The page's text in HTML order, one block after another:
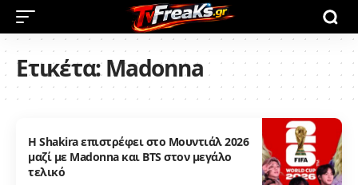
Ετικέτα:Madonna
Η Shakira επιστρέφει στο Μουντιάλ 2026
μαζί με Madonna και BTS στον μεγάλο
τελικό